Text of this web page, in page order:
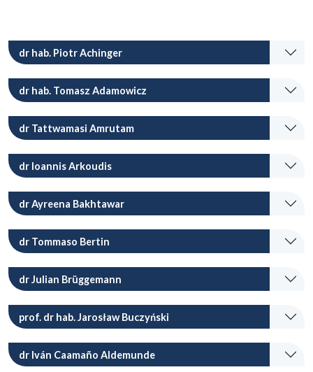
dr hab. Piotr Achinger
dr hab. Tomasz Adamowicz
dr Tattwamasi Amrutam
dr Ioannis Arkoudis
dr Ayreena Bakhtawar
dr Tommaso Bertin
dr Julian Brüggemann
prof. dr hab. Jarosław Buczyński
dr Iván Caamaño Aldemunde